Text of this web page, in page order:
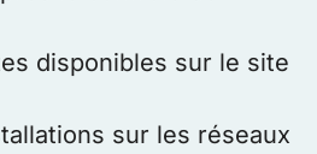
disponibles sur le site
sur les réseaux